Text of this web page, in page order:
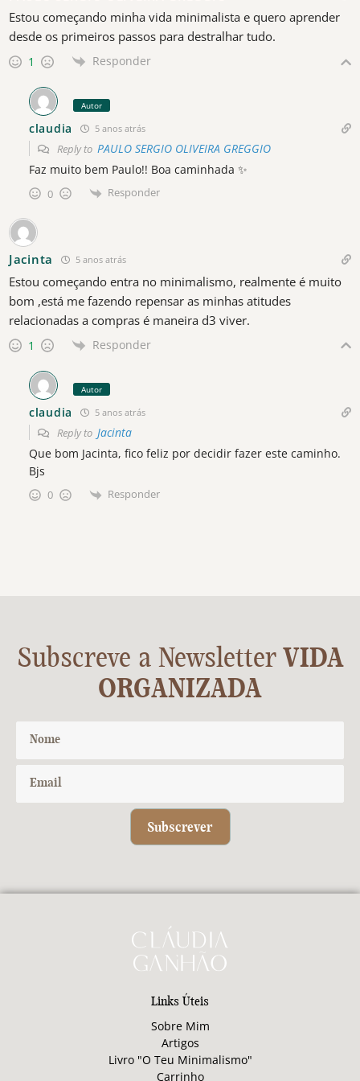
Estou começando minha vida minimalista e quero aprender
desde os primeiros passos para destralhar tudo.
1 Responder
Autor
claudia 5 anos atrás
Reply to PAULO SERGIO OLIVEIRA GREGGIO
Faz muito bem Paulo!! Boa caminhada ✨
0 Responder
Jacinta 5 anos atrás
Estou começando entra no minimalismo, realmente é muito
bom ,está me fazendo repensar as minhas atitudes
relacionadas a compras é maneira d3 viver.
1 Responder
Autor
claudia 5 anos atrás
Reply to Jacinta
Que bom Jacinta, fico feliz por decidir fazer este caminho.
Bjs
0 Responder
Subscreve a NewsletterVIDA
ORGANIZADA
Subscrever
Links Úteis
Sobre Mim
Artigos
Livro "O Teu Minimalismo"
Carrinho